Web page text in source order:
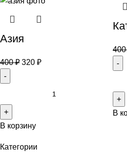
Категории
Азия
400₽ 320 ₽
В корзину
В